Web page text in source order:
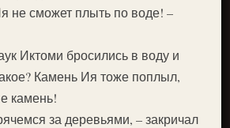
не сможет плыть по воде! –
Иктоми бросились в воду и
Камень Ия тоже поплыл,
камень!
за деревьями, – закричал